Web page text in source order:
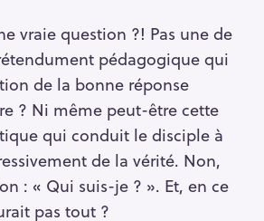
vraie question ?! Pas une de
pédagogique qui
de la bonne réponse
? Ni même peut-être cette
qui conduit le disciple à
de la vérité. Non,
: « Qui suis-je ? ». Et, en ce
pas tout ?